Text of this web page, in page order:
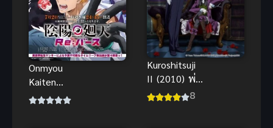
Onmyou
Kaiten
Re:Birth แยง
Kuroshitsuji
II (2010) พ่อ
บ้านปีศาจ 8